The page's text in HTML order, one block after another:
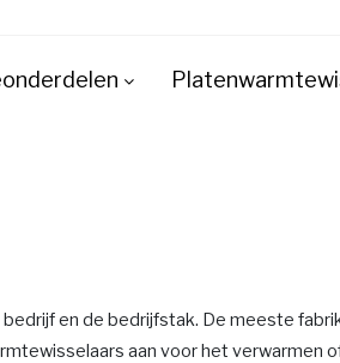
en de bedrijfstak. De meeste
aan voor het verwarmen